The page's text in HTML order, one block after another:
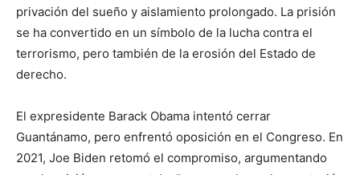
privación del sueño y aislamiento prolongado. La prisión
se ha convertido en un símbolo de la lucha contra el
terrorismo, pero también de la erosión del Estado de
derecho.
El expresidente Barack Obama intentó cerrar
Guantánamo, pero enfrentó oposición en el Congreso. En
2021, Joe Biden retomó el compromiso, argumentando